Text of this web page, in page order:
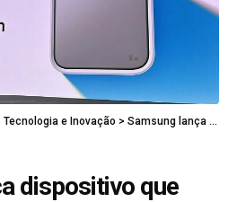
Tecnologia e Inovação > Samsung lança dispositivo que fará concorrência com a Alexa
dispositivo que